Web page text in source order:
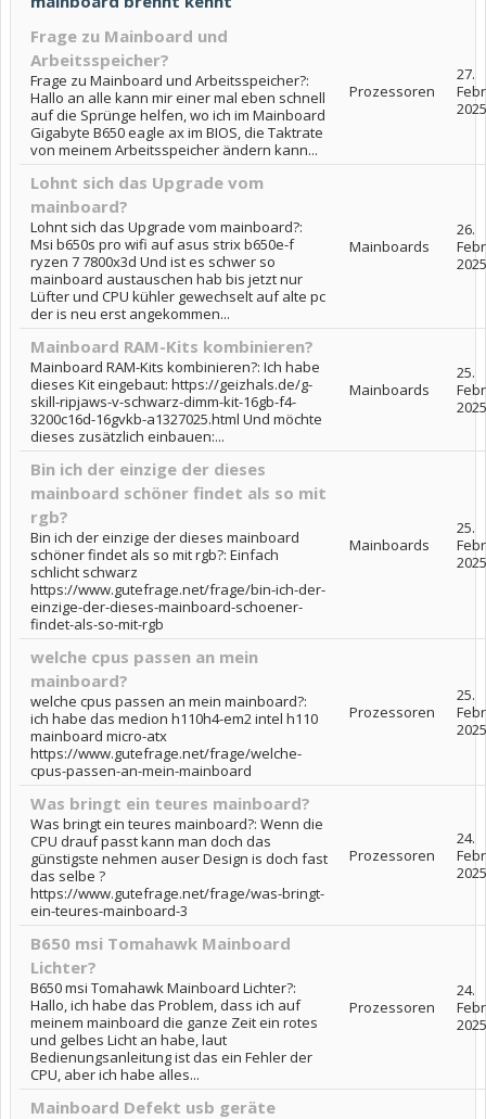
Frage zu Mainboard und
Arbeitsspeicher?
Frage zu Mainboard und Arbeitsspeicher?:
Hallo an alle kann mir einer mal eben schnell
auf die Sprünge helfen, wo ich im Mainboard
Gigabyte B650 eagle ax im BIOS, die Taktrate
von meinem Arbeitsspeicher ändern kann...
Prozessoren
27.
2025
Lohnt sich das Upgrade vom
mainboard?
Lohnt sich das Upgrade vom mainboard?:
Msi b650s pro wifi auf asus strix b650e-f
ryzen 7 7800x3d Und ist es schwer so
mainboard austauschen hab bis jetzt nur
Lüfter und CPU kühler gewechselt auf alte pc
der is neu erst angekommen...
Mainboards
26.
2025
Mainboard RAM-Kits kombinieren?
Mainboard RAM-Kits kombinieren?: Ich habe
dieses Kit eingebaut: https://geizhals.de/g-
skill-ripjaws-v-schwarz-dimm-kit-16gb-f4-
3200c16d-16gvkb-a1327025.html Und möchte
dieses zusätzlich einbauen:...
Mainboards
25.
2025
Bin ich der einzige der dieses
mainboard schöner findet als so mit
rgb?
Bin ich der einzige der dieses mainboard
schöner findet als so mit rgb?: Einfach
schlicht schwarz
https://www.gutefrage.net/frage/bin-ich-der-
einzige-der-dieses-mainboard-schoener-
findet-als-so-mit-rgb
Mainboards
25.
2025
welche cpus passen an mein
mainboard?
welche cpus passen an mein mainboard?:
ich habe das medion h110h4-em2 intel h110
mainboard micro-atx
https://www.gutefrage.net/frage/welche-
cpus-passen-an-mein-mainboard
Prozessoren
25.
2025
Was bringt ein teures mainboard?
Was bringt ein teures mainboard?: Wenn die
CPU drauf passt kann man doch das
günstigste nehmen auser Design is doch fast
das selbe ?
https://www.gutefrage.net/frage/was-bringt-
ein-teures-mainboard-3
Prozessoren
24.
2025
B650 msi Tomahawk Mainboard
Lichter?
B650 msi Tomahawk Mainboard Lichter?:
Hallo, ich habe das Problem, dass ich auf
meinem mainboard die ganze Zeit ein rotes
und gelbes Licht an habe, laut
Bedienungsanleitung ist das ein Fehler der
CPU, aber ich habe alles...
Prozessoren
24.
2025
Mainboard Defekt usb geräte